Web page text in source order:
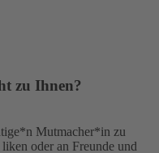
zu Ihnen?
Mutmacher*in zu
oder an Freunde und